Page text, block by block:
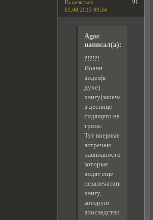
Поделиться
91
09.08.2015 09:34
Agnc
написал(а):
?!?!?!
Иоанн
видел(в
духе)
книгу(запечатанную)
в деснице
сидящего на
троне.
Тут впервые
встречаю
равноапостольных,
которые
видят еще
незапечатанную
книгу,
которую
впоследствии